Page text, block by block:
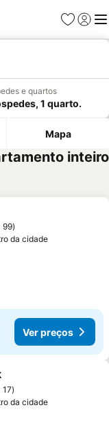
Favoritos
Iniciar
e quartos
1 quarto.
Mapa
inteiro
favoritos
99
da cidade
Ver preços
favoritos
17
da cidade